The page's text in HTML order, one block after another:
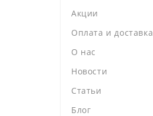
Акции
Оплата и доставка
О нас
Новости
Статьи
Блог